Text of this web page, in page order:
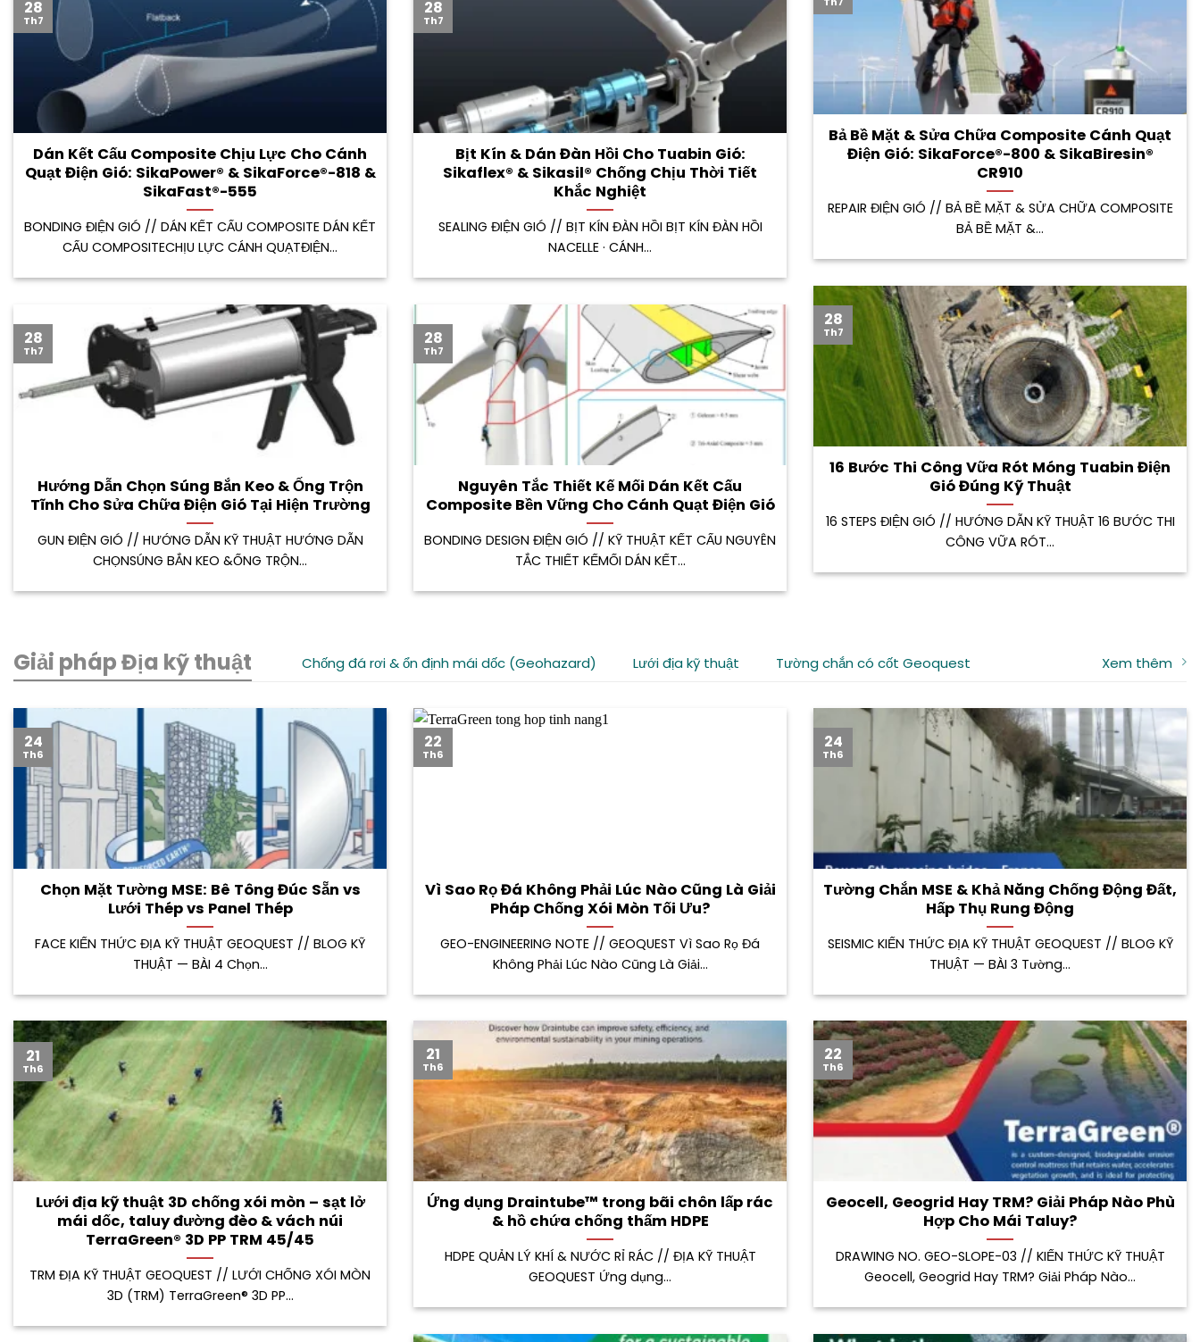
Bả Bề Mặt & Sửa Chữa Composite Cánh Quạt
Điện Gió: SikaForce®-800 & SikaBiresin®
CR910
REPAIR ĐIỆN GIÓ // BẢ BỀ MẶT & SỬA CHỮA COMPOSITE
BẢ BỀ MẶT &...
Dán Kết Cấu Composite Chịu Lực Cho Cánh
Quạt Điện Gió: SikaPower® & SikaForce®-818 &
SikaFast®-555
BONDING ĐIỆN GIÓ // DÁN KẾT CẤU COMPOSITE DÁN KẾT
CẤU COMPOSITECHỊU LỰC CÁNH QUẠTĐIỆN...
28
Th7
Bịt Kín & Dán Đàn Hồi Cho Tuabin Gió:
Sikaflex® & Sikasil® Chống Chịu Thời Tiết
Khắc Nghiệt
SEALING ĐIỆN GIÓ // BỊT KÍN ĐÀN HỒI BỊT KÍN ĐÀN HỒI
NACELLE · CÁNH...
28
Th7
16 Bước Thi Công Vữa Rót Móng Tuabin Điện
Gió Đúng Kỹ Thuật
16 STEPS ĐIỆN GIÓ // HƯỚNG DẪN KỸ THUẬT 16 BƯỚC THI
CÔNG VỮA RÓT...
28
Th7
Hướng Dẫn Chọn Súng Bắn Keo & Ống Trộn
Tĩnh Cho Sửa Chữa Điện Gió Tại Hiện Trường
GUN ĐIỆN GIÓ // HƯỚNG DẪN KỸ THUẬT HƯỚNG DẪN
CHỌNSÚNG BẮN KEO &ỐNG TRỘN...
28
Th7
Nguyên Tắc Thiết Kế Mối Dán Kết Cấu
Composite Bền Vững Cho Cánh Quạt Điện Gió
BONDING DESIGN ĐIỆN GIÓ // KỸ THUẬT KẾT CẤU NGUYÊN
TẮC THIẾT KẾMỐI DÁN KẾT...
28
Th7
Giải pháp Địa kỹ thuật Chống đá rơi & ổn định mái dốc (Geohazard) Lưới địa kỹ thuật Tường chắn có cốt Geoquest Xem thêm
Chọn Mặt Tường MSE: Bê Tông Đúc Sẵn vs
Lưới Thép vs Panel Thép
FACE KIẾN THỨC ĐỊA KỸ THUẬT GEOQUEST // BLOG KỸ
THUẬT — BÀI 4 Chọn...
24
Th6
Vì Sao Rọ Đá Không Phải Lúc Nào Cũng Là Giải
Pháp Chống Xói Mòn Tối Ưu?
GEO-ENGINEERING NOTE // GEOQUEST Vì Sao Rọ Đá
Không Phải Lúc Nào Cũng Là Giải...
22
Th6
Tường Chắn MSE & Khả Năng Chống Động Đất,
Hấp Thụ Rung Động
SEISMIC KIẾN THỨC ĐỊA KỸ THUẬT GEOQUEST // BLOG KỸ
THUẬT — BÀI 3 Tường...
24
Th6
Lưới địa kỹ thuật 3D chống xói mòn – sạt lở
mái dốc, taluy đường đèo & vách núi
TerraGreen® 3D PP TRM 45/45
TRM ĐỊA KỸ THUẬT GEOQUEST // LƯỚI CHỐNG XÓI MÒN
3D (TRM) TerraGreen® 3D PP...
21
Th6
Ứng dụng Draintube™ trong bãi chôn lấp rác
& hồ chứa chống thấm HDPE
HDPE QUẢN LÝ KHÍ & NƯỚC RỈ RÁC // ĐỊA KỸ THUẬT
GEOQUEST Ứng dụng...
21
Th6
Geocell, Geogrid Hay TRM? Giải Pháp Nào Phù
Hợp Cho Mái Taluy?
DRAWING NO. GEO-SLOPE-03 // KIẾN THỨC KỸ THUẬT
Geocell, Geogrid Hay TRM? Giải Pháp Nào...
22
Th6